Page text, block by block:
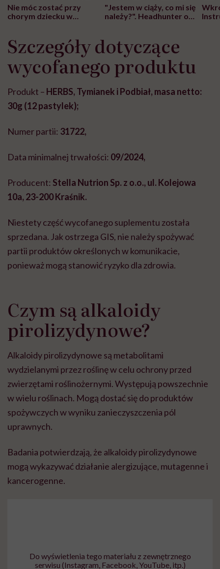
Nie móc zostać przy
chorym dziecku w
może chyba tylko
głupota i brak
"Jestem w ciąży, co mi się
należy?". Headhunter o
pracy
Szczegóły dotyczące
wycofanego produktu
Produkt – HERBS, Tymianek i Podbiał, masa netto:
30g (12 pastylek);
Numer partii: 31722,
Data minimalnej trwałości: 09/2024,
Producent: Stella Nutrion Sp. z o.o., ul. Kolejowa
10a, 23-200 Kraśnik.
Niestety część wycofanego suplementu została
sprzedana. Jak ostrzega GIS, nie należy spożywać
partii produktów określonych w komunikacie,
ponieważ mogą stanowić ryzyko dla zdrowia.
Czym są alkaloidy
pirolizydynowe?
Alkaloidy pirolizydynowe są metabolitami
wydzielanymi przez roślinę w celu ochrony przed
zwierzętami roślinożernymi. Występują powszechnie
w wielu roślinach. Mogą dostać się do produktów
spożywczych w wyniku zanieczyszczenia pól
uprawnych.
Badania potwierdzają, że alkaloidy pirolizydynowe
mogą wykazywać działanie alergizujące, mutagenne i
kancerogenne.
Do wyświetlenia tego materiału z zewnętrznego
serwisu (Instagram, Facebook, YouTube, itp.)